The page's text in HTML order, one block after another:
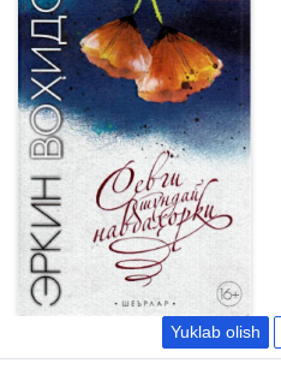
Yuklab olish